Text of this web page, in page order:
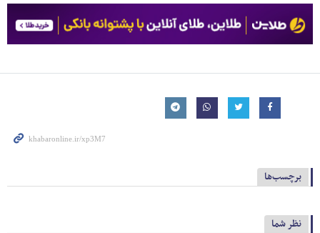
برچسب‌ها
نظر شما